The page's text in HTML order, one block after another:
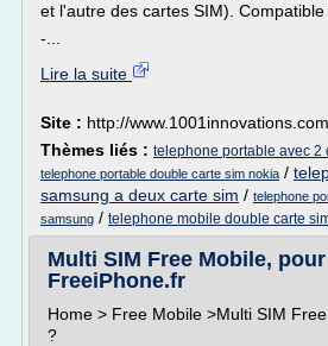
et l'autre des cartes SIM). Compatible
-...
Lire la suite
Site : http://www.1001innovations.com
Thèmes liés : telephone portable avec 2
telephone portable double carte sim nokia /
samsung a deux carte sim / telephone
samsung / telephone mobile double carte
Multi SIM Free Mobile, pour
FreeiPhone.fr
Home > Free Mobile >Multi SIM
?